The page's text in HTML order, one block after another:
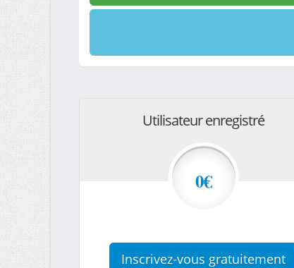
Utilisateur enregistré
0€
Inscrivez-vous gratuitement